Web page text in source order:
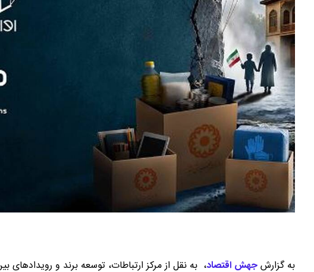
به گزارشجهش اقتصاد، به نقل از مرکز ارتباطات، توسعه برند و رویدادهای